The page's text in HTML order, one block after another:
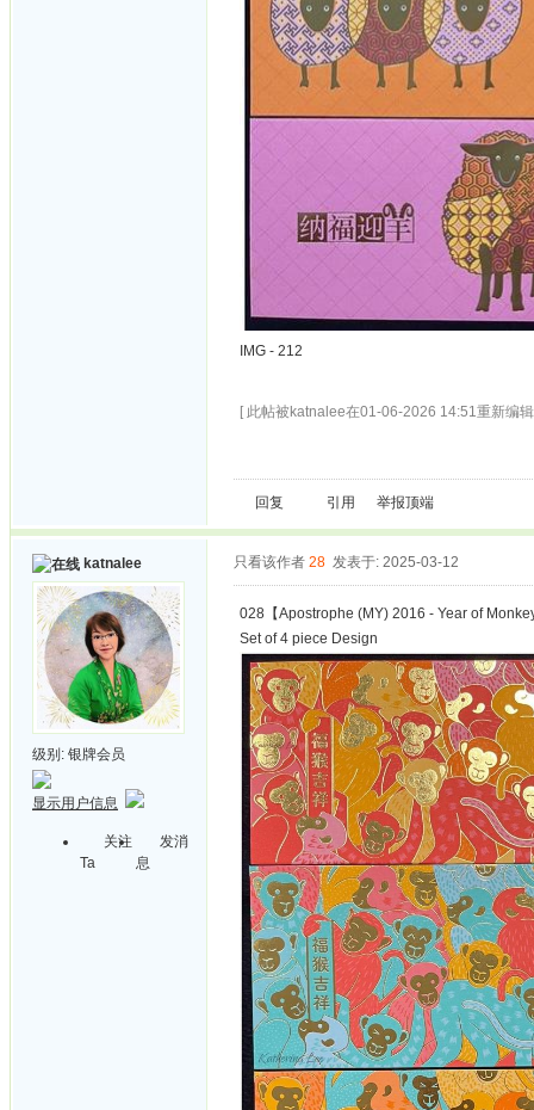
IMG - 212
[ 此帖被katnalee在01-06-2026 14:51重新编
回复 引用 举报顶端
katnalee
级别: 银牌会员
显示用户信息
关注
Ta
发消
息
只看该作者 28 发表于: 2025-03-12
028【Apostrophe (MY) 2016 - Year of
Set of 4 piece Design